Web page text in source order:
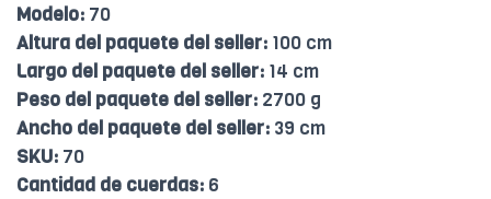
Modelo: 70
Altura del paquete del seller: 100 cm
Largo del paquete del seller: 14 cm
Peso del paquete del seller: 2700 g
Ancho del paquete del seller: 39 cm
SKU: 70
Cantidad de cuerdas: 6